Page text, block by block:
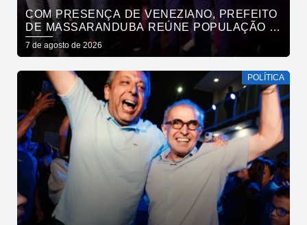
COM PRESENÇA DE VENEZIANO, PREFEITO
DE MASSARANDUBA REÚNE POPULAÇÃO E
ANUNCIA APOIO A CÍCERO LUCENA
7 de agosto de 2026
POLÍTICA